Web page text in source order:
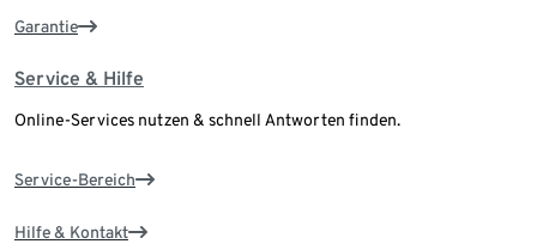
Garantie
Service & Hilfe
Online-Services nutzen & schnell Antworten finden.
Service-Bereich
Hilfe & Kontakt